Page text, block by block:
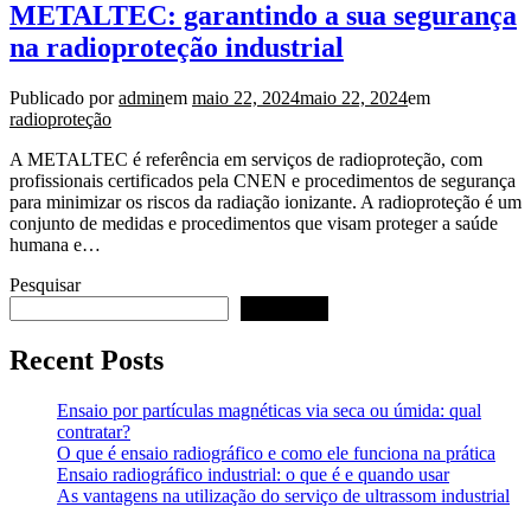
METALTEC: garantindo a sua segurança
na radioproteção industrial
Publicado poradminem maio 22, 2024maio 22, 2024em
radioproteção
A METALTEC é referência em serviços de radioproteção, com
profissionais certificados pela CNEN e procedimentos de segurança
para minimizar os riscos da radiação ionizante. A radioproteção é um
conjunto de medidas e procedimentos que visam proteger a saúde
humana e…
Pesquisar
Recent Posts
Ensaio por partículas magnéticas via seca ou úmida: qual
contratar?
O que é ensaio radiográfico e como ele funciona na prática
Ensaio radiográfico industrial: o que é e quando usar
As vantagens na utilização do serviço de ultrassom industrial